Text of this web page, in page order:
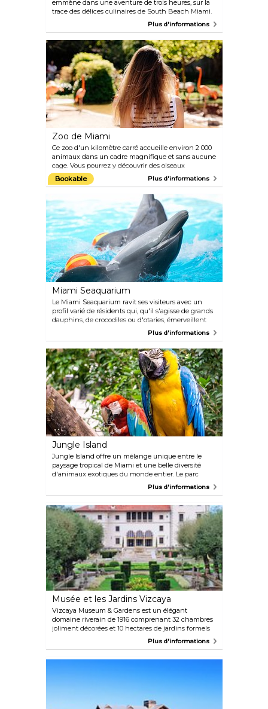
emmène dans une aventure de trois heures, sur la
trace des délices culinaires de South Beach Miami.
Bien que la visite combine de délicieux plats et
différents, elle vous donne également une première
(mais aucunement trompeuse) impression de la
ville elle-même.
Plus d'informations
Zoo de Miami
Ce zoo d'un kilomètre carré accueille environ 2 000
animaux dans un cadre magnifique et sans aucune
cage. Vous pourrez y découvrir des oiseaux
exotiques, des singes, des koalas, des girafes et des
kangourous, mais le tigre blanc du Bengale est
aussi l'une des vedettes du zoo.
Bookable Plus d'informations
Miami Seaquarium
Le Miami Seaquarium ravit ses visiteurs avec un
profil varié de résidents qui, qu'il s'agisse de grands
dauphins, de crocodiles ou d'otaries, émerveillent
petits et grands. Alors que le Salty's Pirate
promettent déjà de belles aventures, une
promenade sous-marine au Sea Trek Reef
Encounter vous donnera un aperçu authentique de
la faune aquatique.
Plus d'informations
Jungle Island
Jungle Island offre un mélange unique entre le
paysage tropical de Miami et une belle diversité
d'animaux exotiques du monde entier. Le parc
abrite un couple rare d'orangs-outans jumeaux et
Jungle Island est également un paradis pour les
plantes insolites, telles que l'extraordinaire arbre à
saucisses africain mais aussi une collection de
cycas, très rares.
Plus d'informations
Musée et les Jardins Vizcaya
Vizcaya Museum & Gardens est un élégant
domaine riverain de 1916 comprenant 32 chambres
joliment décorées et 10 hectares de jardins formels
méticuleusement travaillés. Les visiteurs voyageront
Plus d'informations